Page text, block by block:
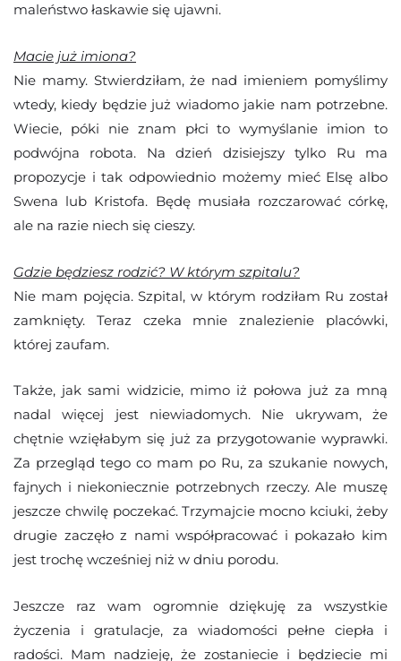
maleństwo łaskawie się ujawni.
Macie już imiona?
Nie mamy. Stwierdziłam, że nad imieniem pomyślimy
wtedy, kiedy będzie już wiadomo jakie nam potrzebne.
Wiecie, póki nie znam płci to wymyślanie imion to
podwójna robota. Na dzień dzisiejszy tylko Ru ma
propozycje i tak odpowiednio możemy mieć Elsę albo
Swena lub Kristofa. Będę musiała rozczarować córkę,
ale na razie niech się cieszy.
Gdzie będziesz rodzić? W którym szpitalu?
Nie mam pojęcia. Szpital, w którym rodziłam Ru został
zamknięty. Teraz czeka mnie znalezienie placówki,
której zaufam.
Także, jak sami widzicie, mimo iż połowa już za mną
nadal więcej jest niewiadomych. Nie ukrywam, że
chętnie wzięłabym się już za przygotowanie wyprawki.
Za przegląd tego co mam po Ru, za szukanie nowych,
fajnych i niekoniecznie potrzebnych rzeczy. Ale muszę
jeszcze chwilę poczekać. Trzymajcie mocno kciuki, żeby
drugie zaczęło z nami współpracować i pokazało kim
jest trochę wcześniej niż w dniu porodu.
Jeszcze raz wam ogromnie dziękuję za wszystkie
życzenia i gratulacje, za wiadomości pełne ciepła i
radości. Mam nadzieję, że zostaniecie i będziecie mi